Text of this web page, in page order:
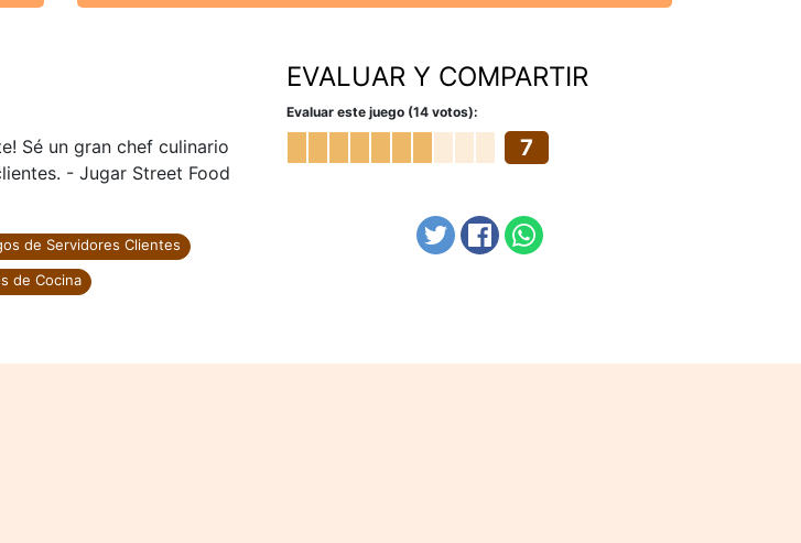
Sé un gran chef culinario
- Jugar Street Food
de Servidores Clientes
de Cocina
EVALUAR Y COMPARTIR
Evaluar este juego (14 votos):
7